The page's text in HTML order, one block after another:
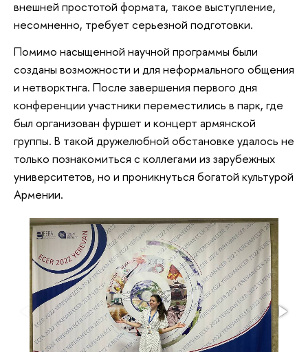
внешней простотой формата, такое выступление,
несомненно, требует серьезной подготовки.
Помимо насыщенной научной программы были
созданы возможности и для неформального общения
и нетворктнга. После завершения первого дня
конференции участники переместились в парк, где
был организован фуршет и концерт армянской
группы. В такой дружелюбной обстановке удалось не
только познакомиться с коллегами из зарубежных
университетов, но и проникнуться богатой культурой
Армении.